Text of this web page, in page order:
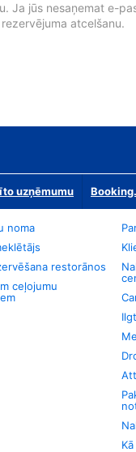
Ja jūs nesaņemat e-
atcelšanu.
uzņēmumu
noma
restorānos
ceļojumu